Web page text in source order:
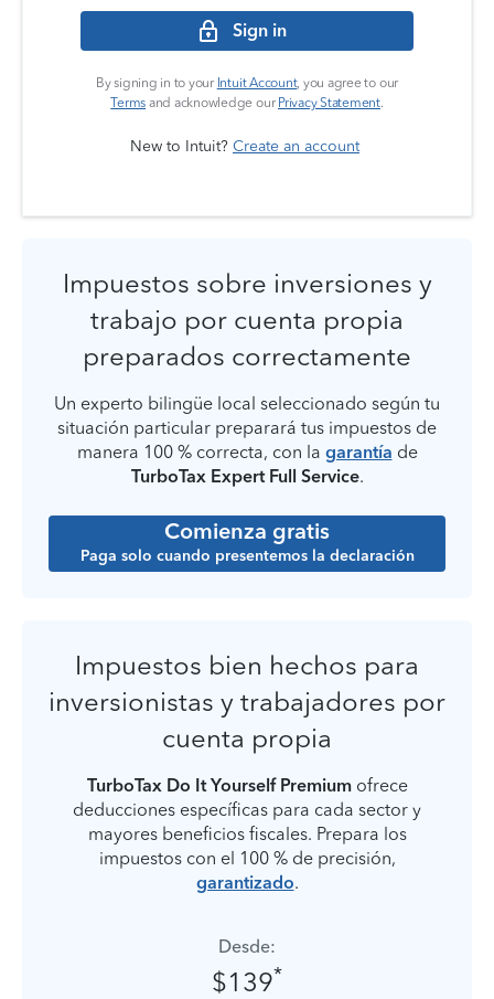
Sign in
By signing in to your Intuit Account, you agree to our
Terms and acknowledge our Privacy Statement.
New to Intuit? Create an account
Impuestos sobre inversiones y
trabajo por cuenta propia
preparados correctamente
Un experto bilingüe local seleccionado según tu
situación particular preparará tus impuestos de
manera 100 % correcta, con la garantía de
TurboTax Expert Full Service.
Comienza gratis
Paga solo cuando presentemos la declaración
Impuestos bien hechos para
inversionistas y trabajadores por
cuenta propia
TurboTax Do It Yourself Premiumofrece
deducciones específicas para cada sector y
mayores beneficios fiscales. Prepara los
impuestos con el 100 % de precisión,
garantizado.
Desde:
$139*